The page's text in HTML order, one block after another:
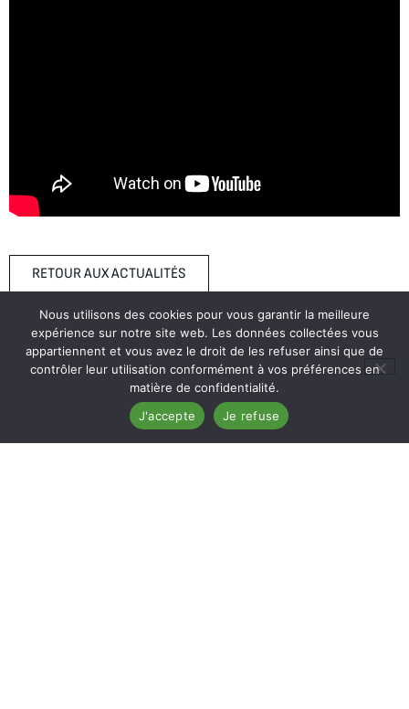
RETOUR AUX ACTUALITÉS
Nous utilisons des cookies pour vous garantir la meilleure
expérience sur notre site web. Les données collectées vous
appartiennent et vous avez le droit de les refuser ainsi que de
contrôler leur utilisation conformément à vos préférences en
matière de confidentialité.
J'accepte
Je refuse